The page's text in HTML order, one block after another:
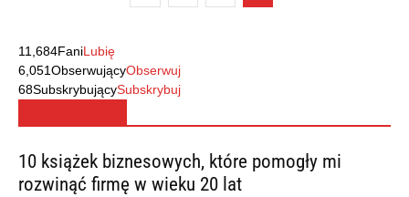
11,684FaniLubię
6,051ObserwującyObserwuj
68SubskrybującySubskrybuj
10 książek biznesowych, które pomogły mi
rozwinąć firmę w wieku 20 lat